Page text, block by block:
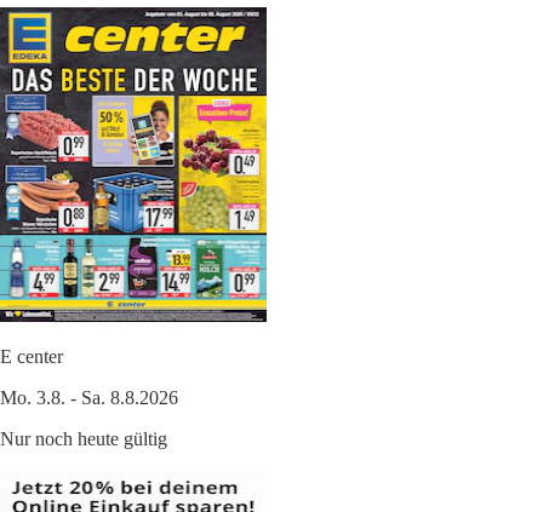
E center
Mo. 3.8. - Sa. 8.8.2026
Nur noch heute gültig